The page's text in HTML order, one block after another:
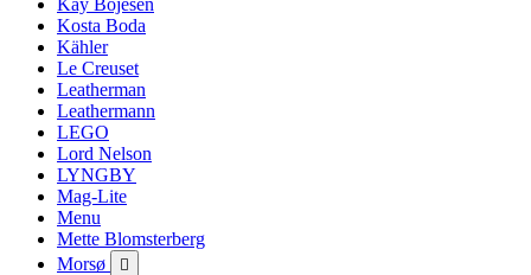
Kay Bojesen
Kosta Boda
Kähler
Le Creuset
Leatherman
Leathermann
LEGO
Lord Nelson
LYNGBY
Mag-Lite
Menu
Mette Blomsterberg
Morsø
